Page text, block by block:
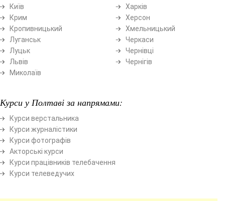
Київ
Крим
Кропивницький
Луганськ
Луцьк
Львів
Миколаїв
Харків
Херсон
Хмельницький
Черкаси
Чернівці
Чернігів
Курси у Полтаві за напрямами:
Курси верстальника
Курси журналістики
Курси фотографів
Акторські курси
Курси працівників телебачення
Курси телеведучих